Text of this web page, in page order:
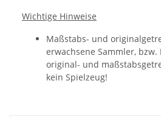
Wichtige Hinweise
Maßstabs- und
erwachsene Sammler, bzw.
original- und
kein Spielzeug!